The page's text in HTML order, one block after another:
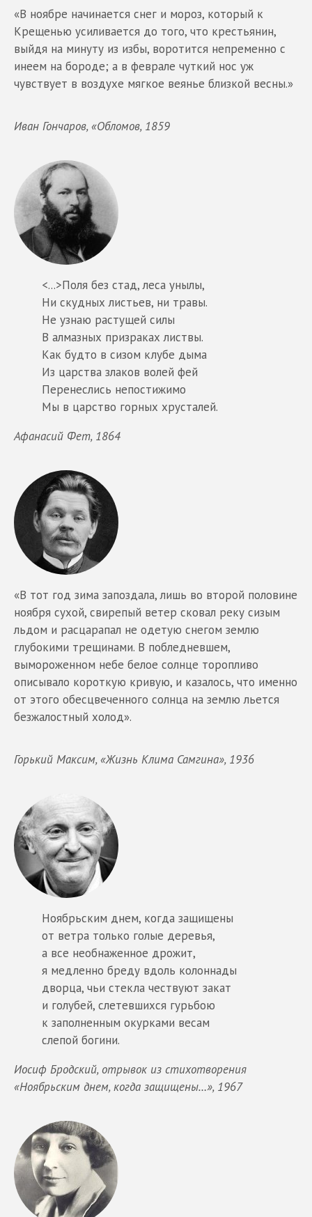
«В ноябре начинается снег и мороз, который к
Крещенью усиливается до того, что крестьянин,
выйдя на минуту из избы, воротится непременно с
инеем на бороде; а в феврале чуткий нос уж
чувствует в воздухе мягкое веянье близкой весны.»
Иван Гончаров, «Обломов, 1859
<...>Поля без стад, леса унылы,
Ни скудных листьев, ни травы.
Не узнаю растущей силы
В алмазных призраках листвы.
Как будто в сизом клубе дыма
Из царства злаков волей фей
Перенеслись непостижимо
Мы в царство горных хрусталей.
Афанасий Фет, 1864
«В тот год зима запоздала, лишь во второй половине
ноября сухой, свирепый ветер сковал реку сизым
льдом и расцарапал не одетую снегом землю
глубокими трещинами. В побледневшем,
вымороженном небе белое солнце торопливо
описывало короткую кривую, и казалось, что именно
от этого обесцвеченного солнца на землю льется
безжалостный холод».
Горький Максим, «Жизнь Клима Самгина», 1936
Ноябрьским днем, когда защищены
от ветра только голые деревья,
а все необнаженное дрожит,
я медленно бреду вдоль колоннады
дворца, чьи стекла чествуют закат
и голубей, слетевшихся гурьбою
к заполненным окурками весам
слепой богини.
Иосиф Бродский, отрывок из стихотворения
«Ноябрьским днем, когда защищены…», 1967